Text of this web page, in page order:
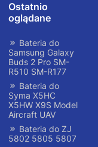
Ostatnio
oglądane
Bateria do
Samsung Galaxy
Buds 2 Pro SM-
R510 SM-R177
Bateria do
Syma X5HC
X5HW X9S Model
Aircraft UAV
Bateria do ZJ
5802 5805 5807